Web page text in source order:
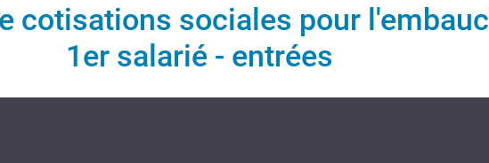
cotisations sociales pour
1er salarié - entrées